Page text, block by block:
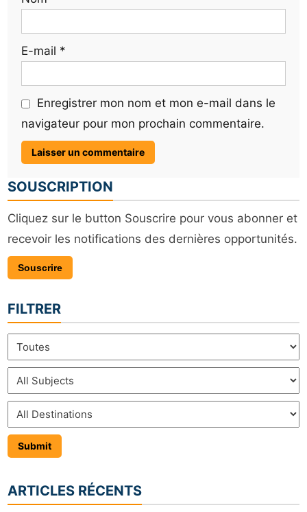
E-mail *
Enregistrer mon nom et mon e-mail dans le
navigateur pour mon prochain commentaire.
SOUSCRIPTION
Cliquez sur le button Souscrire pour vous abonner et
recevoir les notifications des dernières opportunités.
Souscrire
FILTRER
ARTICLES RÉCENTS